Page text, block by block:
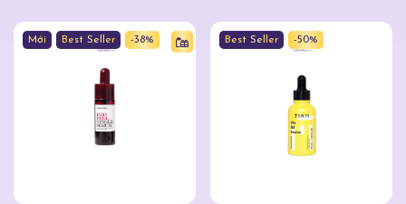
Mới Best Seller -38% Best Seller -50%